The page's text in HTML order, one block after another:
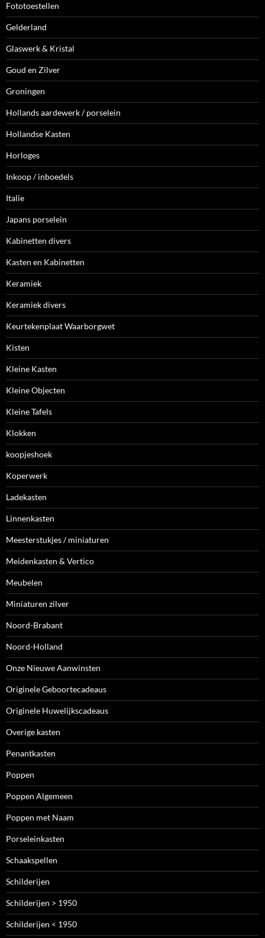
Fototoestellen
Gelderland
Glaswerk & Kristal
Goud en Zilver
Groningen
Hollands aardewerk / porselein
Hollandse Kasten
Horloges
Inkoop / inboedels
Italie
Japans porselein
Kabinetten divers
Kasten en Kabinetten
Keramiek
Keramiek divers
Keurtekenplaat Waarborgwet
Kisten
Kleine Kasten
Kleine Objecten
Kleine Tafels
Klokken
koopjeshoek
Koperwerk
Ladekasten
Linnenkasten
Meesterstukjes / miniaturen
Meidenkasten & Vertico
Meubelen
Miniaturen zilver
Noord-Brabant
Noord-Holland
Onze Nieuwe Aanwinsten
Originele Geboortecadeaus
Originele Huwelijkscadeaus
Overige kasten
Penantkasten
Poppen
Poppen Algemeen
Poppen met Naam
Porseleinkasten
Schaakspellen
Schilderijen
Schilderijen > 1950
Schilderijen < 1950